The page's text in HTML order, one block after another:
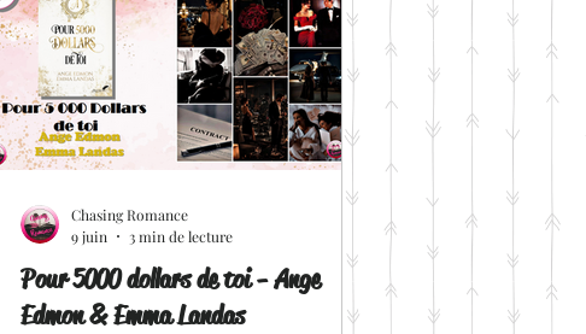
Pour 5000 dollars de toi - Ange
Edmon & Emma Landas
Chasing Romance
9 juin
3 min de lecture